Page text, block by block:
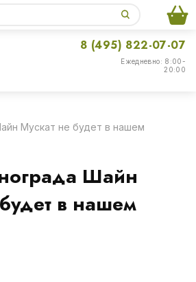
Ежедневно: 8:00-
20:00
8 (495) 822-07-07
Мускат не будет в нашем
Шайн
в нашем